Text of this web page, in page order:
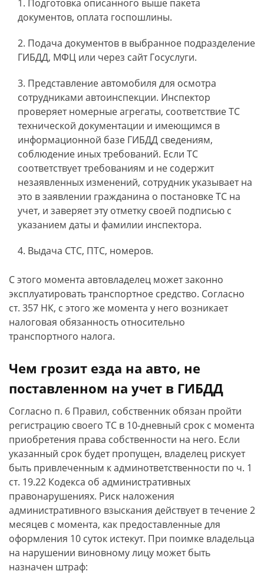
Подготовка описанного выше пакета
документов, оплата госпошлины.
Подача документов в выбранное подразделение
ГИБДД, МФЦ или через сайт Госуслуги.
Представление автомобиля для осмотра
сотрудниками автоинспекции. Инспектор
проверяет номерные агрегаты, соответствие ТС
технической документации и имеющимся в
информационной базе ГИБДД сведениям,
соблюдение иных требований. Если ТС
соответствует требованиям и не содержит
незаявленных изменений, сотрудник указывает на
это в заявлении гражданина о постановке ТС на
учет, и заверяет эту отметку своей подписью с
указанием даты и фамилии инспектора.
Выдача СТС, ПТС, номеров.
С этого момента автовладелец может законно
эксплуатировать транспортное средство. Согласно
ст. 357 НК, с этого же момента у него возникает
налоговая обязанность относительно
транспортного налога.
Чем грозит езда на авто, не
поставленном на учет в ГИБДД
Согласно п. 6 Правил, собственник обязан пройти
регистрацию своего ТС в 10-дневный срок с момента
приобретения права собственности на него. Если
указанный срок будет пропущен, владелец рискует
быть привлеченным к админответственности по ч. 1
ст. 19.22 Кодекса об административных
правонарушениях. Риск наложения
административного взыскания действует в течение 2
месяцев с момента, как предоставленные для
оформления 10 суток истекут. При поимке владельца
на нарушении виновному лицу может быть
назначен штраф: